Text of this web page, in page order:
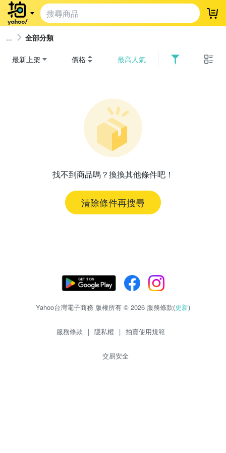
登
全部分類
最新上架 價格 最高人氣
找不到商品嗎？換換其他條件吧！
清除條件再搜尋
Yahoo台灣電子商務 版權所有 © 2026 服務條款(更新)
服務條款 | 隱私權 | 拍賣使用規範
交易安全